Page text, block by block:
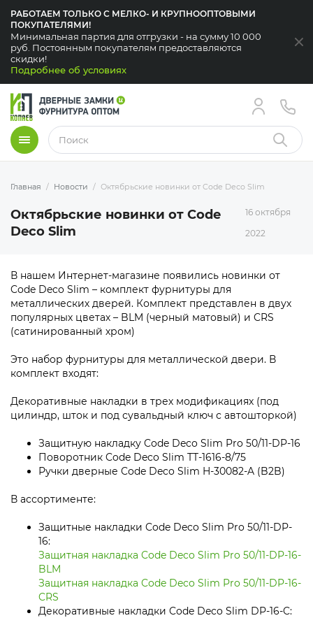
РАБОТАЕМ ТОЛЬКО С МЕЛКО- И КРУПНООПТОВЫМИ
ПОКУПАТЕЛЯМИ!
Минимальная партия для отгрузки - на сумму 10 000
руб. Постоянным покупателям предоставляются
скидки!
Подробнее об условиях
Меню Найти
Главная Новости Октябрьские новинки от Code Deco Slim
Октябрьские новинки от Code
Deco Slim
16 октября
2022
В нашем Интернет-магазине появились новинки от
Code Deco Slim – комплект фурнитуры для
металлических дверей. Комплект представлен в двух
популярных цветах – BLM (черный матовый) и CRS
(сатинированный хром)
Это набор фурнитуры для металлической двери. В
комплект входят:
Декоративные накладки в трех модификациях (под
цилиндр, шток и под сувальдный ключ с автошторкой)
Защитную накладку Code Deco Slim Pro 50/11-DP-16
Поворотник Code Deco Slim TT-1616-8/75
Ручки дверные Code Deco Slim H-30082-A (B2B)
В ассортименте:
Защитные накладки Code Deco Slim Pro 50/11-DP-
16:
Защитная накладка Code Deco Slim Pro 50/11-DP-16-
BLM
Защитная накладка Code Deco Slim Pro 50/11-DP-16-
CRS
Декоративные накладки Code Deco Slim DP-16-C: